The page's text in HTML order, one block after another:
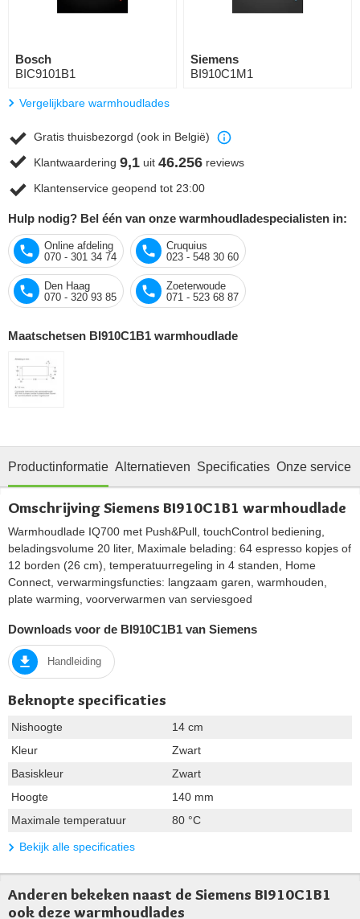
Bosch
BIC9101B1
Siemens
BI910C1M1
Vergelijkbare warmhoudlades
Gratis thuisbezorgd (ook in België)
Klantwaardering 9,1 uit 46.256 reviews
Klantenservice geopend tot 23:00
Hulp nodig? Bel één van onze warmhoudladespecialisten in:
Online afdeling
070 - 301 34 74
Cruquius
023 - 548 30 60
Den Haag
070 - 320 93 85
Zoeterwoude
071 - 523 68 87
Maatschetsen BI910C1B1 warmhoudlade
Productinformatie Alternatieven Specificaties Onze service
Omschrijving Siemens BI910C1B1 warmhoudlade
Warmhoudlade IQ700 met Push&Pull, touchControl bediening,
beladingsvolume 20 liter, Maximale belading: 64 espresso kopjes of
12 borden (26 cm), temperatuurregeling in 4 standen, Home
Connect, verwarmingsfuncties: langzaam garen, warmhouden,
plate warming, voorverwarmen van serviesgoed
Downloads voor de BI910C1B1 van Siemens
Handleiding
Beknopte specificaties
Nishoogte
14 cm
Kleur
Zwart
Basiskleur
Zwart
Hoogte
140 mm
Maximale temperatuur
80 °C
Bekijk alle specificaties
Anderen bekeken naast de Siemens BI910C1B1
ook deze warmhoudlades